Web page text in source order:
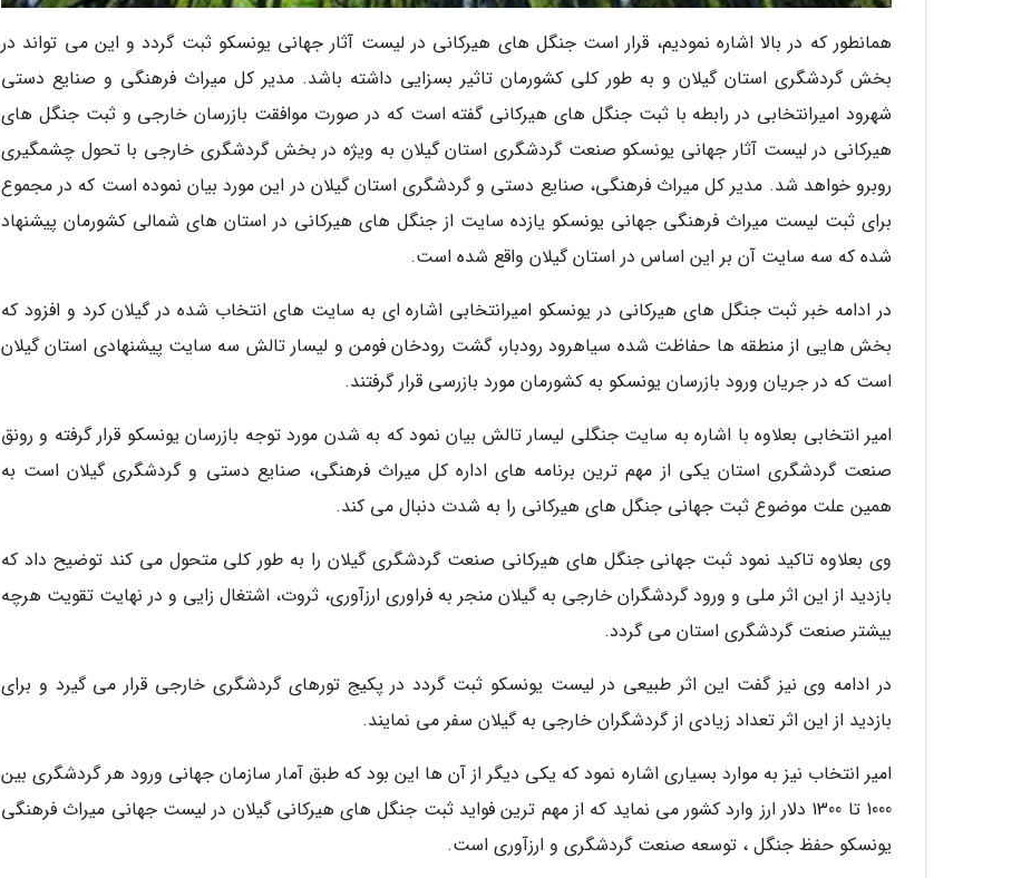
همانطور که در بالا اشاره نمودیم، قرار است جنگل های هیرکانی در لیست آثار جهانی یونسکو ثبت گردد و این می تواند در
بخش گردشگری استان گیلان و به طور کلی کشورمان تاثیر بسزایی داشته باشد. مدیر کل میراث فرهنگی و صنایع دستی
شهرود امیرانتخابی در رابطه با ثبت جنگل های هیرکانی گفته است که در صورت موافقت بازرسان خارجی و ثبت جنگل های
هیرکانی در لیست آثار جهانی یونسکو صنعت گردشگری استان گیلان به ویژه در بخش گردشگری خارجی با تحول چشمگیری
روبرو خواهد شد. مدیر کل میراث فرهنگی، صنایع دستی و گردشگری استان گیلان در این مورد بیان نموده است که در مجموع
برای ثبت لیست میراث فرهنگی جهانی یونسکو یازده سایت از جنگل های هیرکانی در استان های شمالی کشورمان پیشنهاد
شده که سه سایت آن بر این اساس در استان گیلان واقع شده است.
در ادامه خبر ثبت جنگل های هیرکانی در یونسکو امیرانتخابی اشاره ای به سایت های انتخاب شده در گیلان کرد و افزود که
بخش هایی از منطقه ها حفاظت شده سیاهرود رودبار، گشت رودخان فومن و لیسار تالش سه سایت پیشنهادی استان گیلان
است که در جریان ورود بازرسان یونسکو به کشورمان مورد بازرسی قرار گرفتند.
امیر انتخابی بعلاوه با اشاره به سایت جنگلی لیسار تالش بیان نمود که به شدن مورد توجه بازرسان یونسکو قرار گرفته و رونق
صنعت گردشگری استان یکی از مهم ترین برنامه های اداره کل میراث فرهنگی، صنایع دستی و گردشگری گیلان است به
همین علت موضوع ثبت جهانی جنگل های هیرکانی را به شدت دنبال می کند.
وی بعلاوه تاکید نمود ثبت جهانی جنگل های هیرکانی صنعت گردشگری گیلان را به طور کلی متحول می کند توضیح داد که
بازدید از این اثر ملی و ورود گردشگران خارجی به گیلان منجر به فراوری ارزآوری، ثروت، اشتغال زایی و در نهایت تقویت هرچه
بیشتر صنعت گردشگری استان می گردد.
در ادامه وی نیز گفت این اثر طبیعی در لیست یونسکو ثبت گردد در پکیج تورهای گردشگری خارجی قرار می گیرد و برای
بازدید از این اثر تعداد زیادی از گردشگران خارجی به گیلان سفر می نمایند.
امیر انتخاب نیز به موارد بسیاری اشاره نمود که یکی دیگر از آن ها این بود که طبق آمار سازمان جهانی ورود هر گردشگری بین
1000 تا 1300 دلار ارز وارد کشور می نماید که از مهم ترین فواید ثبت جنگل های هیرکانی گیلان در لیست جهانی میراث فرهنگی
یونسکو حفظ جنگل ، توسعه صنعت گردشگری و ارزآوری است.